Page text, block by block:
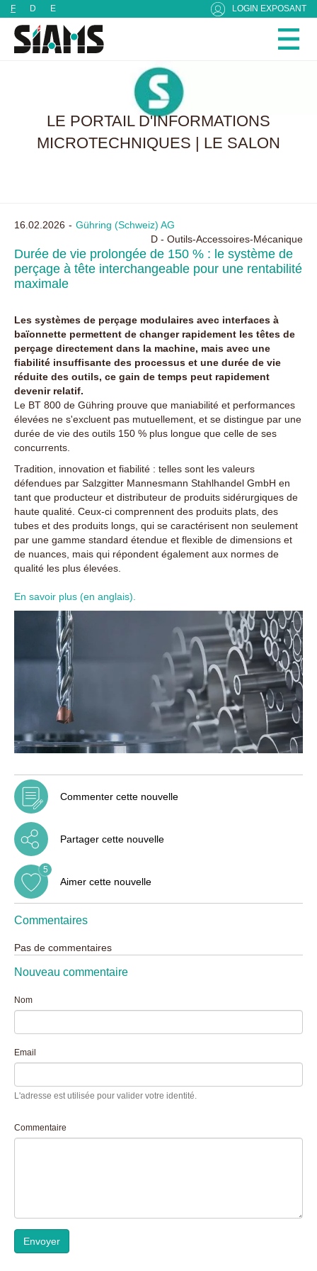
F D E LOGIN EXPOSANT
LE PORTAIL D'INFORMATIONS
MICROTECHNIQUES | LE SALON
16.02.2026
Gühring (Schweiz) AG
D - Outils-Accessoires-Mécanique
Durée de vie prolongée de 150 % : le système de
perçage à tête interchangeable pour une rentabilité
maximale
Les systèmes de perçage modulaires avec interfaces à
baïonnette permettent de changer rapidement les têtes de
perçage directement dans la machine, mais avec une
fiabilité insuffisante des processus et une durée de vie
réduite des outils, ce gain de temps peut rapidement
devenir relatif.
Le BT 800 de Gühring prouve que maniabilité et performances
élevées ne s'excluent pas mutuellement, et se distingue par une
durée de vie des outils 150 % plus longue que celle de ses
concurrents.
Tradition, innovation et fiabilité : telles sont les valeurs
défendues par Salzgitter Mannesmann Stahlhandel GmbH en
tant que producteur et distributeur de produits sidérurgiques de
haute qualité. Ceux-ci comprennent des produits plats, des
tubes et des produits longs, qui se caractérisent non seulement
par une gamme standard étendue et flexible de dimensions et
de nuances, mais qui répondent également aux normes de
qualité les plus élevées.
En savoir plus (en anglais).
Commenter cette nouvelle
Partager cette nouvelle
Aimer cette nouvelle
5
Commentaires
Pas de commentaires
Nouveau commentaire
Nom
Email
L'adresse est utilisée pour valider votre identité.
Commentaire
Envoyer
Panneau de gestion des cookies